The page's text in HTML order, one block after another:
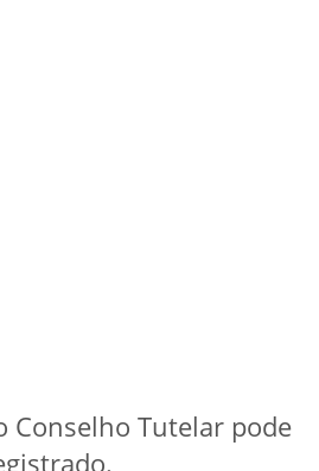
Conselho Tutelar pode